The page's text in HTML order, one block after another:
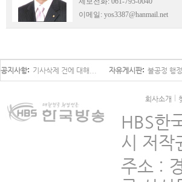
이메일: yos3387@hanmail.net
공지사항 기사삭제 건에 대해... 자유게시판 불공정 행
회사소개
HBS한
시 저작
주소 :